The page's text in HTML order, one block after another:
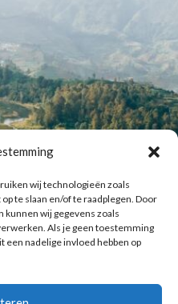
wij technologieën zoals
te slaan en/of te raadplegen. Door
wij gegevens zoals
Als je geen toestemming
een nadelige invloed hebben op